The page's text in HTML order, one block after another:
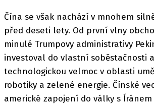
Čína se však nachází v mnohem
před deseti lety. Od první vlny
minulé Trumpovy administrativy
investoval do vlastní soběstačnosti
technologickou velmoc v oblasti
robotiky a zelené energie. Čínské
americké zapojení do války s